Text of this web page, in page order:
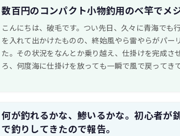
数百円のコンパクト小物釣用のべ竿でメ
こんにちは、破毛です。つい先日、久々に青海でも
を入れて出かけたものの、終始風やら雷やらがパー
た。その状況をなんとか乗り越え、仕掛けを完成さ
ろ、何度海に仕掛けを放っても一瞬で風で戻ってき
何が釣れるかな、鯵いるかな。初心者が
で釣りしてきたので報告。